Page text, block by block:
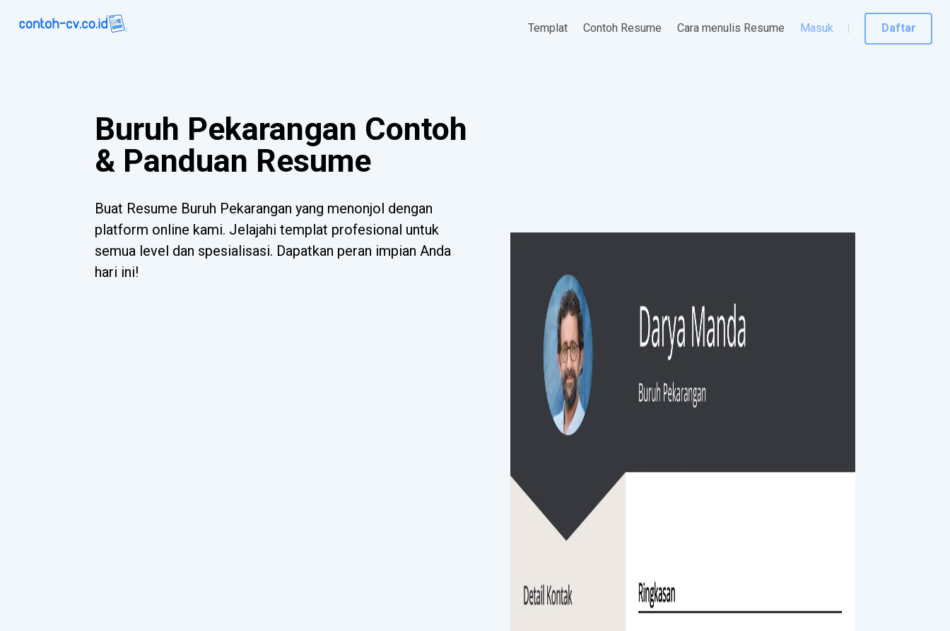
Templat Contoh Resume Cara menulis Resume Masuk Daftar
Buruh Pekarangan Contoh
& Panduan Resume
Buat Resume Buruh Pekarangan yang menonjol dengan
platform online kami. Jelajahi templat profesional untuk
semua level dan spesialisasi. Dapatkan peran impian Anda
hari ini!